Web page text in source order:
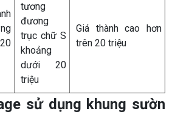
tương
đương
trục chữ S
khoảng
dưới 20
triệu
Giá thành cao hơn
trên 20 triệu
sử dụng khung sườn